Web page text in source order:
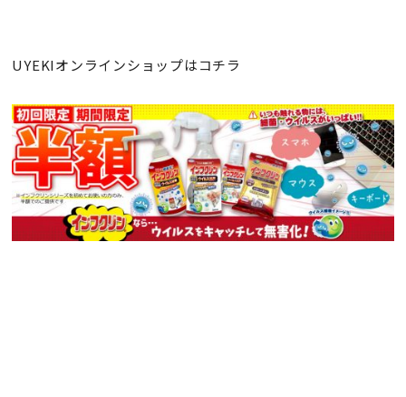
UYEKIオンラインショップはコチラ